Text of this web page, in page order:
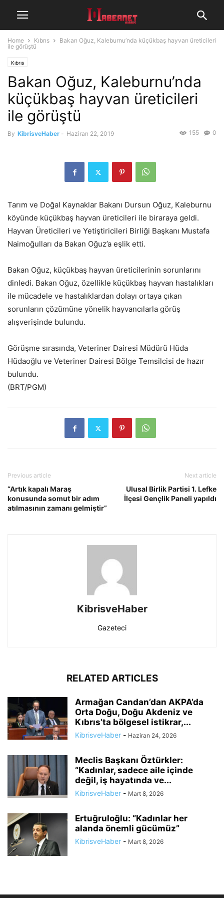
Home Kıbrıs
Bakan Oğuz, Kaleburnu’nda küçükbaş hayvan üreticileri
ile görüştü
Kıbrıs
Bakan Oğuz, Kaleburnu’nda
küçükbaş hayvan üreticileri
ile görüştü
By KibrisveHaber - Haziran 22, 2019 0
155
Tarım ve Doğal Kaynaklar Bakanı Dursun Oğuz, Kaleburnu
köyünde küçükbaş hayvan üreticileri ile biraraya geldi.
Hayvan Üreticileri ve Yetiştiricileri Birliği Başkanı Mustafa
Naimoğulları da Bakan Oğuz’a eşlik etti.
Bakan Oğuz, küçükbaş hayvan üreticilerinin sorunlarını
dinledi. Bakan Oğuz, özellikle küçükbaş hayvan hastalıkları
ile mücadele ve hastalıklardan dolayı ortaya çıkan
sorunların çözümüne yönelik hayvancılarla görüş
alışverişinde bulundu.
Görüşme sırasında, Veteriner Dairesi Müdürü Hüda
Hüdaoğlu ve Veteriner Dairesi Bölge Temsilcisi de hazır
bulundu.
(BRT/PGM)
Previous article
“Artık kapalı Maraş
konusunda somut bir adım
atılmasının zamanı gelmiştir”
Next article
Ulusal Birlik Partisi 1. Lefke
İlçesi Gençlik Paneli yapıldı
KibrisveHaber
Gazeteci
RELATED ARTICLES
Armağan Candan’dan AKPA’da
Orta Doğu, Doğu Akdeniz ve
Kıbrıs’ta bölgesel istikrar,...
KibrisveHaber - Haziran 24, 2026
Meclis Başkanı Öztürkler:
“Kadınlar, sadece aile içinde
değil, iş hayatında ve...
KibrisveHaber - Mart 8, 2026
Ertuğruloğlu: “Kadınlar her
alanda önemli gücümüz”
KibrisveHaber - Mart 8, 2026